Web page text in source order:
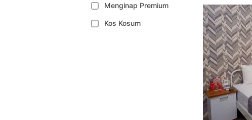
Menginap Premium
Kos Kosum